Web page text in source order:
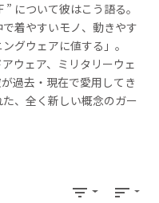
について彼はこう語る。
で着やすいモノ、動きやす
グウェアに値する」。
ウェア、ミリタリーウェ
過去・現在で愛用してき
、全く新しい概念のガー
filter_list sort